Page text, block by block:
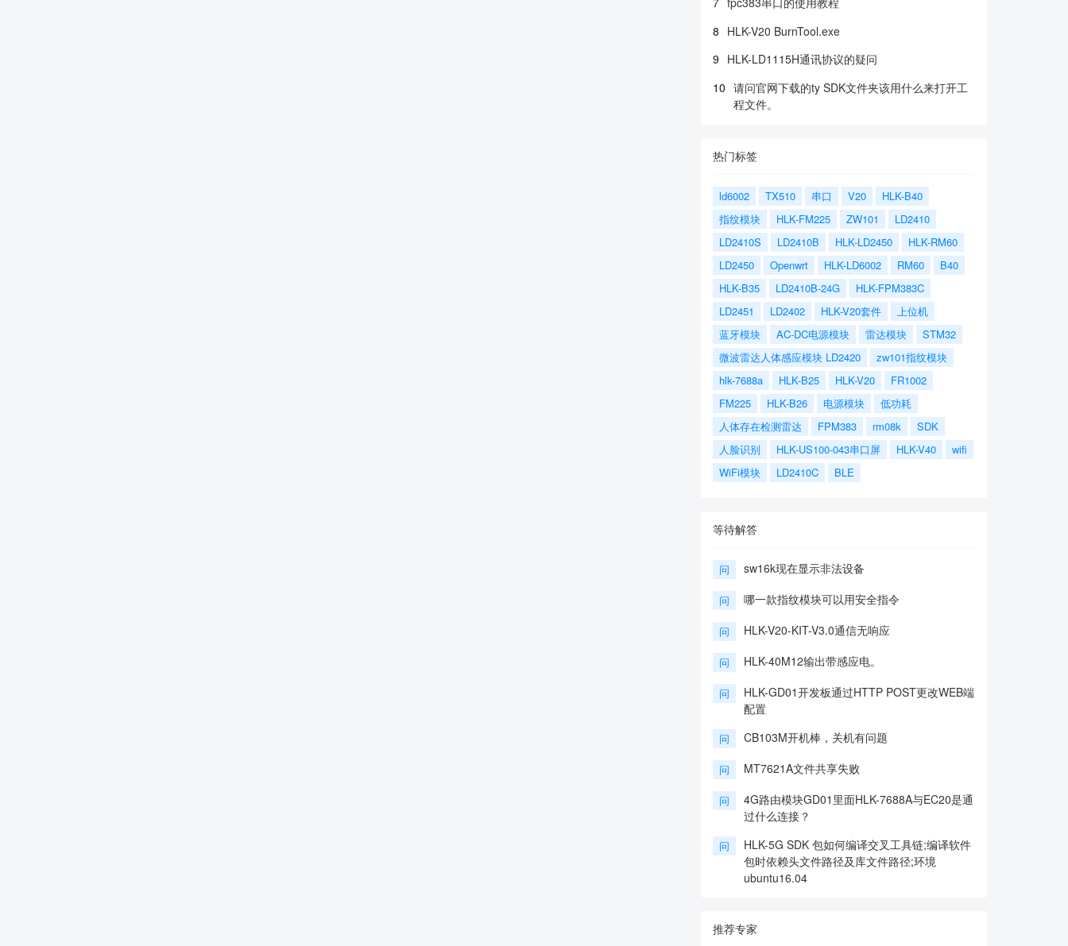
8 HLK-V20 BurnTool.exe
9 HLK-LD1115H通讯协议的疑问
10 请问官网下载的ty SDK文件夹该用什么来打开工
程文件。
热门标签
ld6002 TX510 串口 V20
HLK-B40
指纹模块
HLK-FM225 ZW101
LD2410
LD2410S
LD2410B HLK-LD2450
HLK-RM60
LD2450
Openwrt HLK-LD6002 RM60
B40
HLK-B35
LD2410B-24G
HLK-FPM383C
LD2451
LD2402 HLK-V20套件
上位机
蓝牙模块
AC-DC电源模块 雷达模块
STM32
微波雷达人体感应模块 LD2420
zw101指纹模块
hlk-7688a
HLK-B25 HLK-V20
FR1002
FM225
HLK-B26 电源模块
低功耗
人体存在检测雷达
FPM383 rm08k
SDK
人脸识别
HLK-US100-043串口屏 HLK-V40
wifi
WiFi模块
LD2410C BLE
等待解答
问 sw16k现在显示非法设备
问 哪一款指纹模块可以用安全指令
问 HLK-V20-KIT-V3.0通信无响应
问 HLK-40M12输出带感应电。
问
HLK-GD01开发板通过HTTP POST更改WEB端
配置
问 CB103M开机棒，关机有问题
问 MT7621A文件共享失败
问
4G路由模块GD01里面HLK-7688A与EC20是通
过什么连接？
问
HLK-5G SDK 包如何编译交叉工具链;编译软件
包时依赖头文件路径及库文件路径;环境
ubuntu16.04
推荐专家